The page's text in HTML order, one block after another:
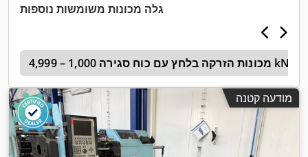
גלה מכונות משומשות נוספות
מכונות הזרקה בלחץ עם כוח סגירה 1,000 – 4,999 kN
מודעה קטנה